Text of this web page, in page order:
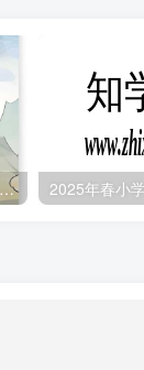
钱儿爸《超级隋唐英雄传 (1-10季) +超级隋唐英雄后传 (1-4季）